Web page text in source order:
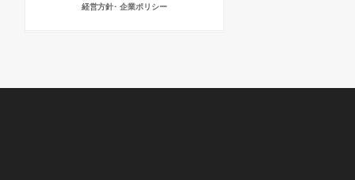
経営方針･ 企業ポリシー